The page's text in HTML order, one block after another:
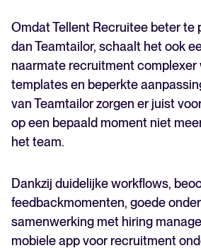
Omdat Tellent Recruitee beter te
dan Teamtailor, schaalt het ook
naarmate recruitment complexer
templates en beperkte
van Teamtailor zorgen er juist
op een bepaald moment niet
het team.
Dankzij duidelijke workflows,
feedbackmomenten, goede
samenwerking met hiring
mobiele app voor recruitment